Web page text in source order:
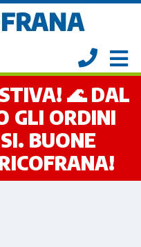
🌊 DAL
GLI ORDINI
BUONE